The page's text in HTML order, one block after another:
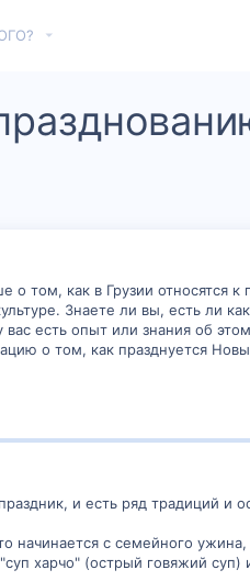
о том, как в Грузии
Знаете ли вы, есть ли
вас есть опыт или знания об
о том, как празднуется
и есть ряд традиций и
с семейного
харчо" (острый говяжий